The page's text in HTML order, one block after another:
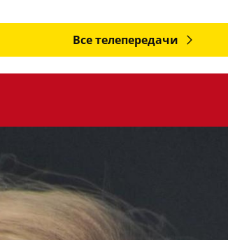
Все телепередачи